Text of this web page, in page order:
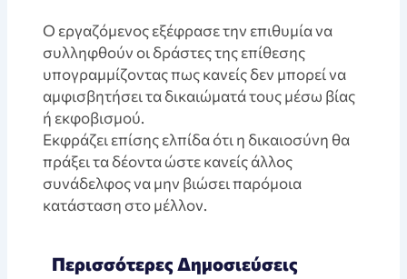
Ο εργαζόμενος εξέφρασε την επιθυμία να
συλληφθούν οι δράστες της επίθεσης
υπογραμμίζοντας πως κανείς δεν μπορεί να
αμφισβητήσει τα δικαιώματά τους μέσω βίας
ή εκφοβισμού.
Εκφράζει επίσης ελπίδα ότι η δικαιοσύνη θα
πράξει τα δέοντα ώστε κανείς άλλος
συνάδελφος να μην βιώσει παρόμοια
κατάσταση στο μέλλον.
Περισσότερες Δημοσιεύσεις